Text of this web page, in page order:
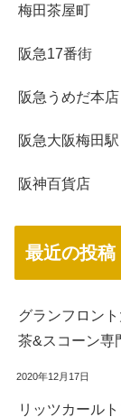
梅田茶屋町
阪急17番街
阪急うめだ本店
阪急大阪梅田駅
阪神百貨店
最近の投稿
グランフロン
茶&スコーン専
2020年12月17日
リッツカール